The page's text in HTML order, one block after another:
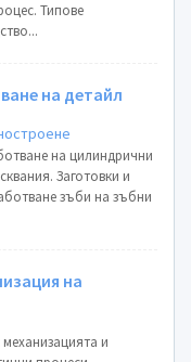
Типове
на детайл
на цилиндрични
Заготовки и
зъби на зъбни
на
и